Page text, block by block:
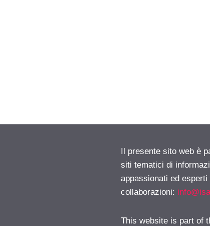
Il presente sito web è
siti tematici di
appassionati ed
collaborazioni:
This website is part of